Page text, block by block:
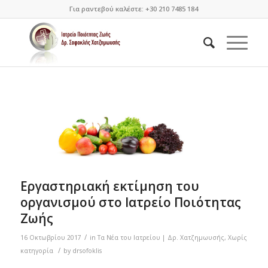
Για ραντεβού καλέστε: +30 210 7485 184
Εργαστηριακή εκτίμηση του
οργανισμού στο Ιατρείο Ποιότητας
Ζωής
16 Οκτωβρίου 2017 / inΤα Νέα του Ιατρείου | Δρ. Χατζημωυσής, Χωρίς
κατηγορία
/ by drsofoklis